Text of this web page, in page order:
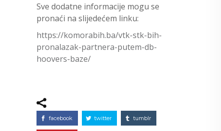
Sve dodatne informacije mogu se
pronaći na slijedećem linku:
https://komorabih.ba/vtk-stk-bih-
pronalazak-partnera-putem-db-
hoovers-baze/
facebook twitter tumblr